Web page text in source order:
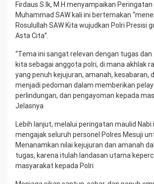
Firdaus S.Ik, M.H menyampaikan Peringatan
Muhammad SAW kali ini bertemakan
Rosulullah SAW Kita wujudkan Polri Presisi
Asta Cita”.
“Tema ini sangat relevan dengan tugas
kita sebagai anggota polri, di mana akhlak
yang penuh kejujuran, amanah, kesabaran,
menjadi pedoman dalam memberikan
perlindungan, dan pengayoman kepada
Jelasnya
Lebih lanjut, melalui peringatan maulid Nabi
mengajak seluruh personel Polres Mesuji
Menanamkan nilai kejujuran dan amanah
tugas, karena itulah landasan utama
masyarakat kepada Polri